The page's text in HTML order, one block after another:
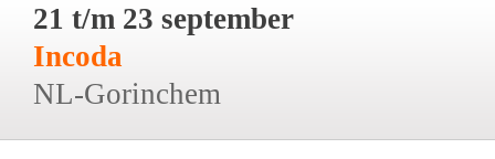
21 t/m 23 september
Incoda
NL-Gorinchem